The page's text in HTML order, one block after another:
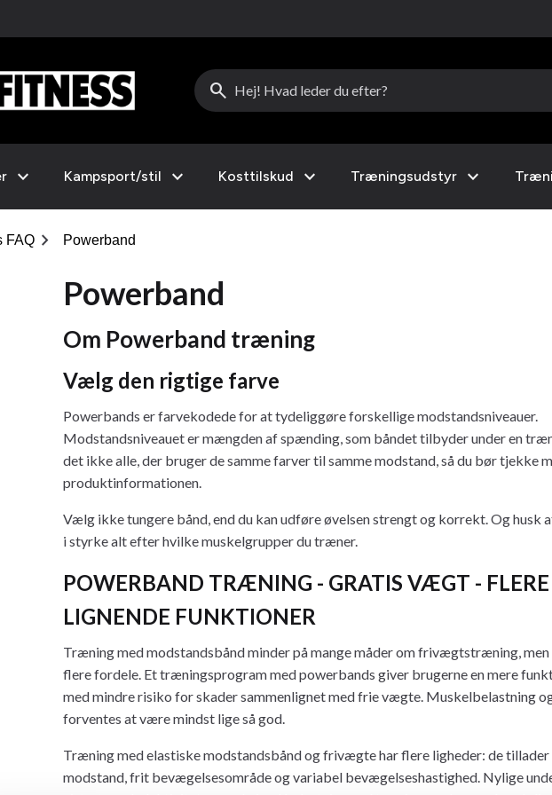
search
expand_more Kampsport/stil expand_more Kosttilskud expand_more Træningsudstyr expand_more
FAQ chevron_right Powerband
Powerband
Om Powerband træning
Vælg den rigtige farve
Powerbands er farvekodede for at tydeliggøre forskellige modstandsniveauer.
Modstandsniveauet er mængden af ​​spænding, som båndet tilbyder under en
det ikke alle, der bruger de samme farver til samme modstand, så du bør tjekke
produktinformationen.
Vælg ikke tungere bånd, end du kan udføre øvelsen strengt og korrekt. Og husk
i styrke alt efter hvilke muskelgrupper du træner.
POWERBAND TRÆNING - GRATIS VÆGT - FLERE
LIGNENDE FUNKTIONER
Træning med modstandsbånd minder på mange måder om frivægtstræning,
flere fordele. Et træningsprogram med powerbands giver brugerne en mere
med mindre risiko for skader sammenlignet med frie vægte. Muskelbelastning
forventes at være mindst lige så god.
Træning med elastiske modstandsbånd og frivægte har flere ligheder: de
modstand, frit bevægelsesområde og variabel bevægelseshastighed. Nylige